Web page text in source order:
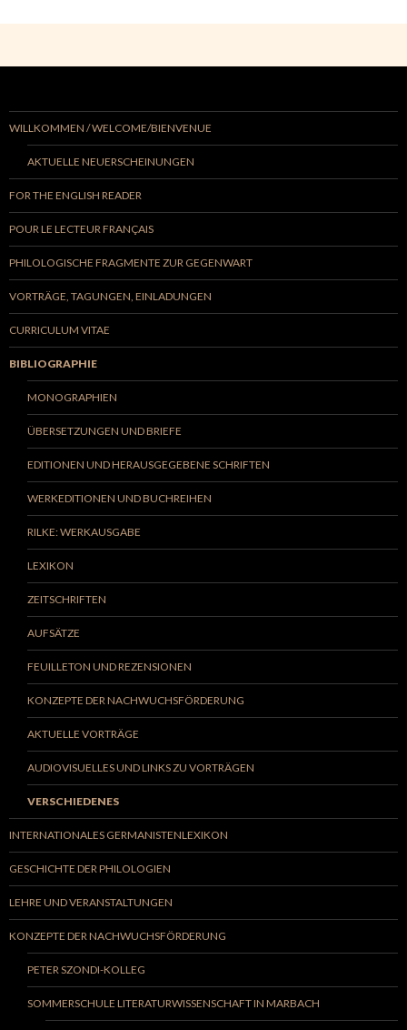
WILLKOMMEN / WELCOME/BIENVENUE
AKTUELLE NEUERSCHEINUNGEN
FOR THE ENGLISH READER
POUR LE LECTEUR FRANÇAIS
PHILOLOGISCHE FRAGMENTE ZUR GEGENWART
VORTRÄGE, TAGUNGEN, EINLADUNGEN
CURRICULUM VITAE
BIBLIOGRAPHIE
MONOGRAPHIEN
ÜBERSETZUNGEN UND BRIEFE
EDITIONEN UND HERAUSGEGEBENE SCHRIFTEN
WERKEDITIONEN UND BUCHREIHEN
RILKE: WERKAUSGABE
LEXIKON
ZEITSCHRIFTEN
AUFSÄTZE
FEUILLETON UND REZENSIONEN
KONZEPTE DER NACHWUCHSFÖRDERUNG
AKTUELLE VORTRÄGE
AUDIOVISUELLES UND LINKS ZU VORTRÄGEN
VERSCHIEDENES
INTERNATIONALES GERMANISTENLEXIKON
GESCHICHTE DER PHILOLOGIEN
LEHRE UND VERANSTALTUNGEN
KONZEPTE DER NACHWUCHSFÖRDERUNG
PETER SZONDI-KOLLEG
SOMMERSCHULE LITERATURWISSENSCHAFT IN MARBACH